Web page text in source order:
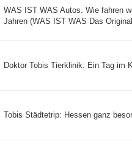
WAS IST WAS Autos. Wie fahren
Jahren (WAS IST WAS Das
Doktor Tobis Tierklinik: Ein Tag im
Tobis Städtetrip: Hessen ganz